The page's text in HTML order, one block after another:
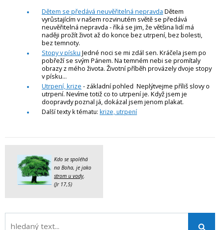
Dětem se předává neuvěřitelná nepravda Dětem
vyrůstajícím v našem rozvinutém světě se předává
neuvěřitelná nepravda - říká se jim, že většina lidí má
naději prožít život až do konce bez utrpení, bez bolesti,
bez temnoty.
Stopy v písku Jedné noci se mi zdál sen. Kráčela jsem po
pobřeží se svým Pánem. Na temném nebi se promítaly
obrazy z mého života. Životní příběh provázely dvoje stopy
v písku...
Utrpení, krize - základní pohled Neplýtvejme příliš slovy o
utrpení. Nevíme totiž co to utrpení je. Když jsem je
doopravdy poznal já, dokázal jsem jenom plakat.
Další texty k tématu: krize, utrpení
Kdo se spoléhá
na Boha, je jako
strom u vody
(Jr 17,5)